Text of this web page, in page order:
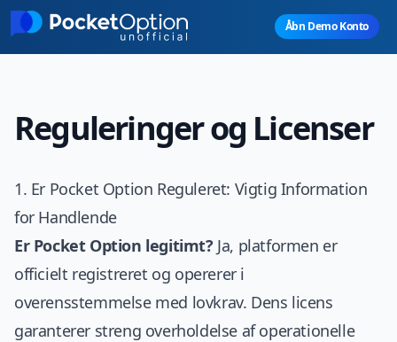
Skip to main content
Åbn Demo Konto
Reguleringer og Licenser
1. Er Pocket Option Reguleret: Vigtig Information
for Handlende
Er Pocket Option legitimt? Ja, platformen er
officielt registreret og opererer i
overensstemmelse med lovkrav. Dens licens
garanterer streng overholdelse af operationelle